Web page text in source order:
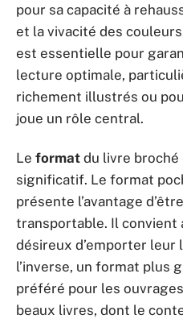
pour sa capacité à
et la vivacité des
est essentielle pour
lecture optimale,
richement illustrés ou
joue un rôle central.
Le format du livre
significatif. Le format
présente l’avantage
transportable. Il convient
désireux d’emporter
l’inverse, un format plus
préféré pour les
beaux livres, dont le